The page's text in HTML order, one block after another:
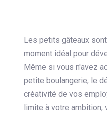
Les petits gâteaux
moment idéal pour
Même si vous n'avez
petite boulangerie, le
créativité de vos
limite à votre ambition,